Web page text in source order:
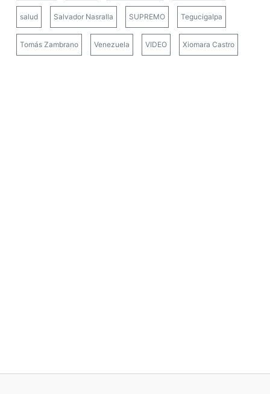
salud Salvador Nasralla SUPREMO Tegucigalpa
Tomás Zambrano Venezuela VIDEO Xiomara Castro